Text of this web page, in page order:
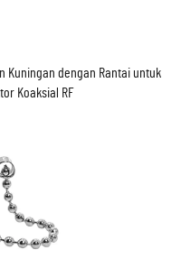
Kuningan dengan Rantai untuk
Koaksial RF